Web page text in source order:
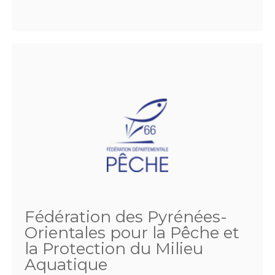
Fédération des Pyrénées-
Orientales pour la Pêche et
la Protection du Milieu
Aquatique